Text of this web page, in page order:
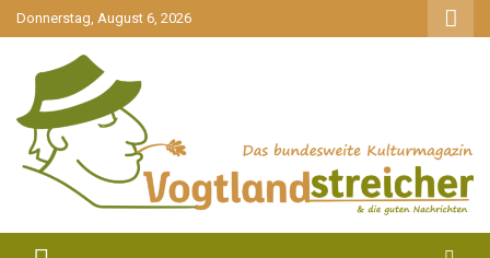
gehe
zum
Donnerstag, August 6, 2026
Vogtlandstreicher